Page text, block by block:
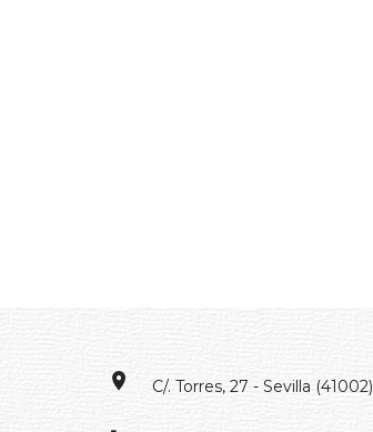
C/. Torres, 27 - Sevilla (41002)